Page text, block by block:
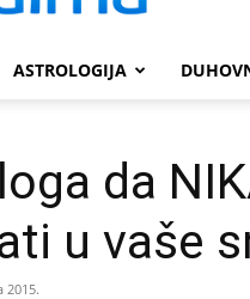
ASTROLOGIJA
da
u vaše
2015.